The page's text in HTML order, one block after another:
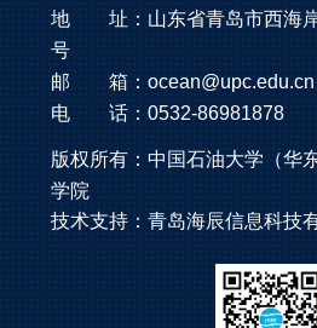
地 址：山东省青岛市西海岸
号
邮 箱：ocean@upc.edu.cn
电 话：0532-86981878
版权所有： 中国石油大学（华东
学院
技术支持： 青岛海辰信息科技